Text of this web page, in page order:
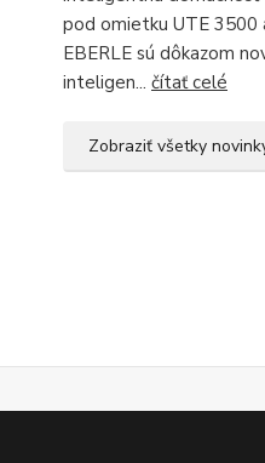
pod omietku UTE 3500
EBERLE sú dôkazom
inteligen... čítať celé
Zobraziť všetky